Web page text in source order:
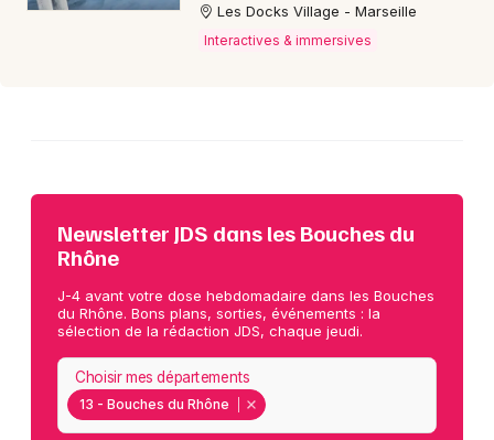
Les Docks Village - Marseille
Interactives & immersives
Newsletter JDS dans les Bouches du
Rhône
J-4 avant votre dose hebdomadaire dans les Bouches
du Rhône. Bons plans, sorties, événements : la
sélection de la rédaction JDS, chaque jeudi.
13 - Bouches du Rhône
Choisir mes départements